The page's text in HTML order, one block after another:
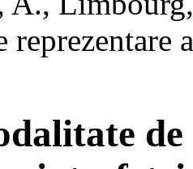
reprezentare
de